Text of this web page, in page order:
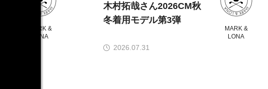
MARK &
LONA
MARK &
LONA
2026.07.31
木村拓哉さん2026CM秋
冬着用モデル第3弾